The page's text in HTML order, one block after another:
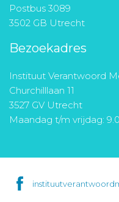
Postbus 3089
3502 GB Utrecht
Bezoekadres
Instituut Verantwoord
Churchilllaan 11
3527 GV Utrecht
Maandag t/m vrijdag: